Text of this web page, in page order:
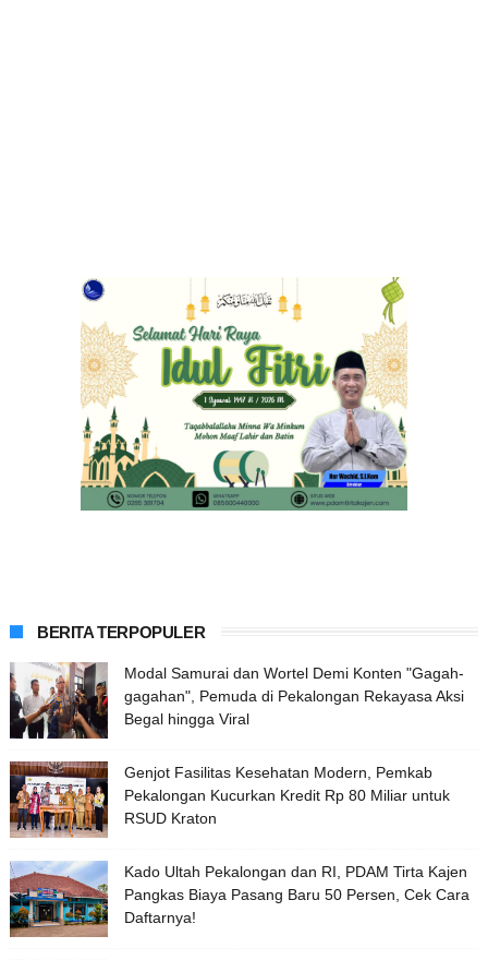
BERITA TERPOPULER
Modal Samurai dan Wortel Demi Konten "Gagah-
gagahan", Pemuda di Pekalongan Rekayasa Aksi
Begal hingga Viral
Genjot Fasilitas Kesehatan Modern, Pemkab
Pekalongan Kucurkan Kredit Rp 80 Miliar untuk
RSUD Kraton
Kado Ultah Pekalongan dan RI, PDAM Tirta Kajen
Pangkas Biaya Pasang Baru 50 Persen, Cek Cara
Daftarnya!